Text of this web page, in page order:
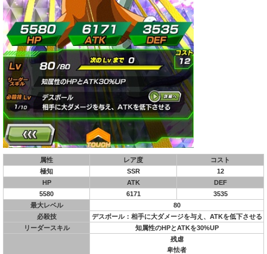
属性 レア度
コスト
極知
SSR
12
HP
ATK
DEF
5580
6171
3535
最大レベル
80
必殺技
デスボール：相手に大ダメージを与え、ATKを低下させる
リーダースキル
知属性のHPとATKを30%UP
残虐
卑怯者